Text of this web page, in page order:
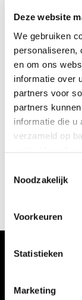
Deze website
We gebruiken
personaliseren,
en om ons
informatie over
partners voor
partners
informatie die u
verzameld op
Noodzakelijk
Voorkeuren
Statistieken
Marketing
het toepassen
oorspronkelijke
landgoed De
Binnenkijker:
Voor de serie
Holland gaat
de stolp. De
buitenkanten. Bij
stolpboerderij
NIEUWS